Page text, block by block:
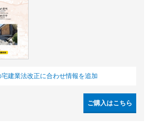
建業法改正に合わせ情報を追加
ご購入はこちら